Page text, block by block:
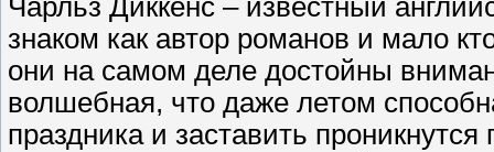
Чарльз Диккенс – известный
знаком как автор романов и мало
они на самом деле достойны
волшебная, что даже летом
праздника и заставить